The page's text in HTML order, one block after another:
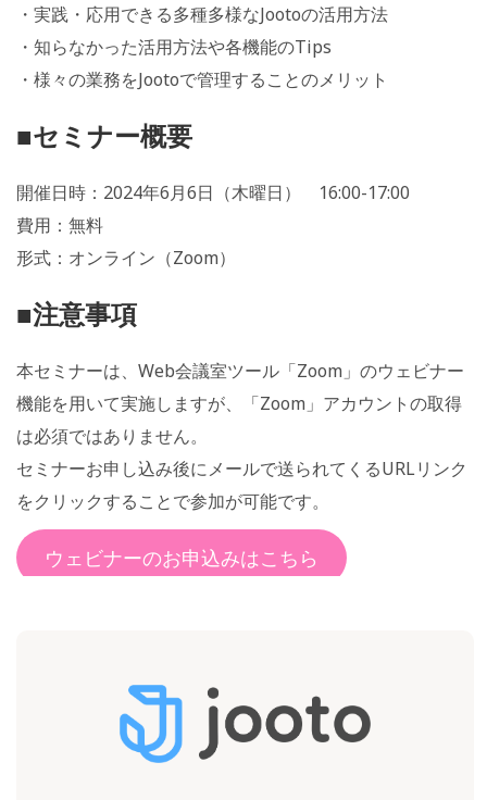
・実践・応用できる多種多様なJootoの活用方法
・知らなかった活用方法や各機能のTips
・様々の業務をJootoで管理することのメリット
■セミナー概要
開催日時：2024年6月6日（木曜日） 16:00-17:00
費用：無料
形式：オンライン（Zoom）
■注意事項
本セミナーは、Web会議室ツール「Zoom」のウェビナー
機能を用いて実施しますが、「Zoom」アカウントの取得
は必須ではありません。
セミナーお申し込み後にメールで送られてくるURLリンク
をクリックすることで参加が可能です。
ウェビナーのお申込みはこちら